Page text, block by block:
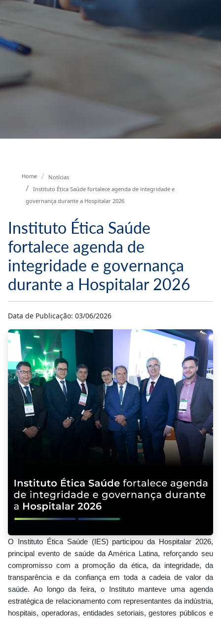
Home
Notícias
Instituto Ética Saúde fortalece agenda de integridade e
governança durante a Hospitalar 2026
Instituto Ética Saúde
fortalece agenda de
integridade e governança
durante a Hospitalar 2026
Data de Publicação: 03/06/2026
O Instituto Ética Saúde (IES) participou da Hospitalar 2026,
principal evento de saúde da América Latina, reforçando seu
compromisso com a promoção da ética, da integridade, da
transparência e da confiança em toda a cadeia de valor da
saúde. Ao longo da feira, o Instituto manteve uma agenda
estratégica de relacionamento com representantes da indústria,
hospitais, operadoras, entidades setoriais, gestores públicos e